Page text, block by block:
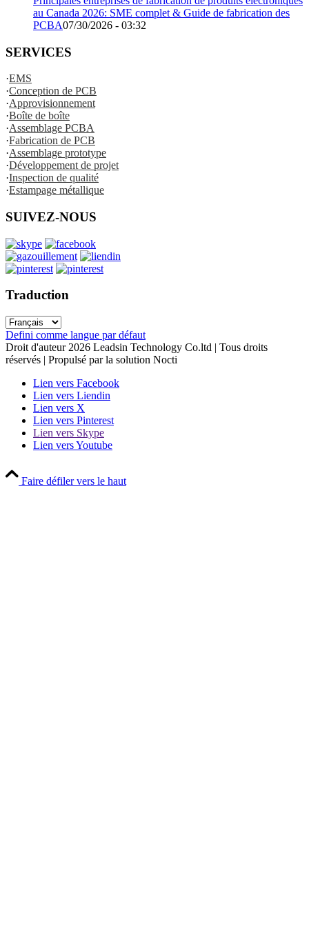
au Canada 2026: SME complet & Guide de fabrication des
PCBA07/30/2026 - 03:32
SERVICES
·EMS
·Conception de PCB
·Approvisionnement
·Boîte de boîte
·Assemblage PCBA
·Fabrication de PCB
·Assemblage prototype
·Développement de projet
·Inspection de qualité
·Estampage métallique
SUIVEZ-NOUS
Traduction
Defini comme langue par défaut
Droit d'auteur 2026 Leadsin Technology Co.ltd | Tous droits
réservés | Propulsé par la solution Nocti
Lien vers Facebook
Lien vers Liendin
Lien vers X
Lien vers Pinterest
Lien vers Skype
Lien vers Youtube
Faire défiler vers le haut